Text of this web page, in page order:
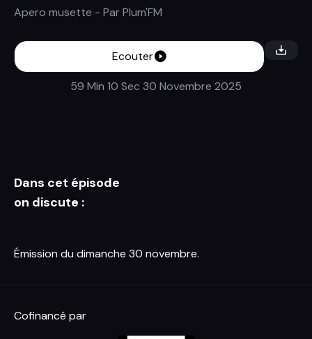
Apero musette - ParPlum'FM
Ecouter
59 Min 10 Sec 30 Novembre 2025
Dans cet épisode
on discute :
Émission du dimanche 30 novembre.
Cofinancé par